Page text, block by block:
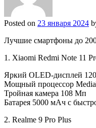
Posted on 23 января 2024
Лучшие смартфоны до
1. Xiaomi Redmi Note 11
Яркий OLED-дисплей
Мощный процессор
Тройная камера 108 Мп
Батарея 5000 мАч с
2. Realme 9 Pro Plus